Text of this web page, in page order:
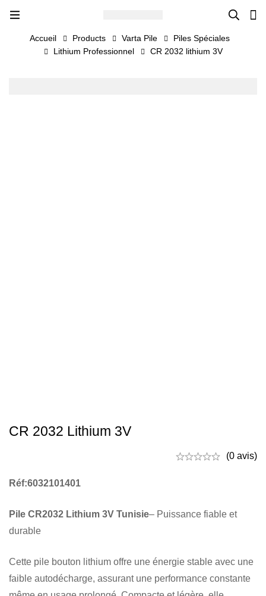
Accueil Products Varta Pile
Piles Spéciales
Lithium Professionnel
CR 2032 lithium 3V
CR 2032 Lithium 3V
(0 avis)
Réf:6032101401
Pile CR2032 Lithium 3V Tunisie– Puissance fiable et
durable
Cette pile bouton lithium offre une énergie stable avec une
faible autodécharge, assurant une performance constante